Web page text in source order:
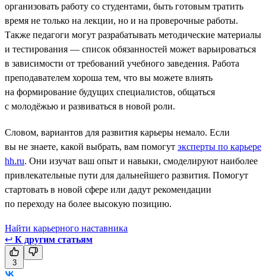
организовать работу со студентами, быть готовым тратить
время не только на лекции, но и на проверочные работы.
Также педагоги могут разрабатывать методические материалы
и тестирования — список обязанностей может варьироваться
в зависимости от требований учебного заведения. Работа
преподавателем хороша тем, что вы можете влиять
на формирование будущих специалистов, общаться
с молодёжью и развиваться в новой роли.
Словом, вариантов для развития карьеры немало. Если
вы не знаете, какой выбрать, вам помогут эксперты по карьере
hh.ru. Они изучат ваш опыт и навыки, смоделируют наиболее
привлекательные пути для дальнейшего развития. Помогут
стартовать в новой сфере или дадут рекомендации
по переходу на более высокую позицию.
Найти карьерного наставника
↩ К другим статьям
3